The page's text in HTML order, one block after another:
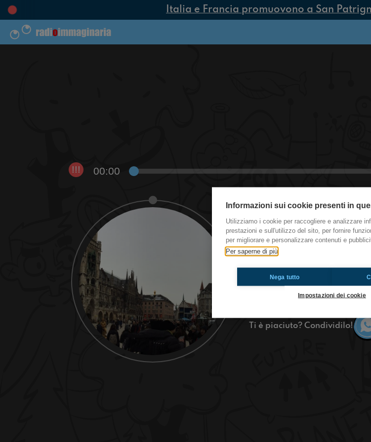
Italia e Francia promuovono a San
!!! 00:00
Viaje en Alemania
¿Qué hacen dos speaker de
clase? ¡Lo podéis descubrir
en Napoli Italia
Ti è piaciuto? Condividilo!
Informazioni sui cookie presenti in
Utilizziamo i cookie per raccogliere e analizzare
prestazioni e sull'utilizzo del sito, per fornire
per migliorare e personalizzare contenuti e
Per saperne di più
Nega tutto
Impostazioni dei cookie